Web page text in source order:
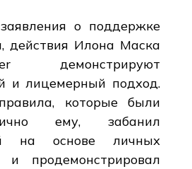
о поддержке
действия Илона Маска
и лицемерный подход.
которые были
ему, забанил
на основе личных
и продемонстрировал